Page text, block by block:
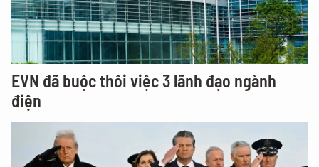
EVN đã buộc thôi việc 3 lãnh đạo ngành
điện